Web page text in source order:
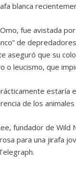
blanca
fue avistada
de
aseguró que su
o leucismo, que
estaría
de los animales
fundador de Wild
para una jirafa